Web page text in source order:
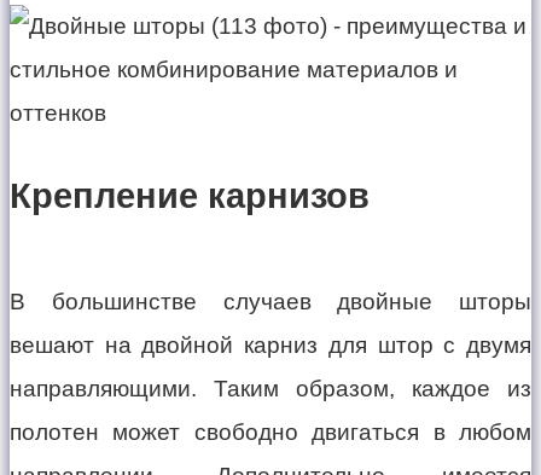
Крепление карнизов
В большинстве случаев двойные шторы
вешают на двойной карниз для штор с двумя
направляющими. Таким образом, каждое из
полотен может свободно двигаться в любом